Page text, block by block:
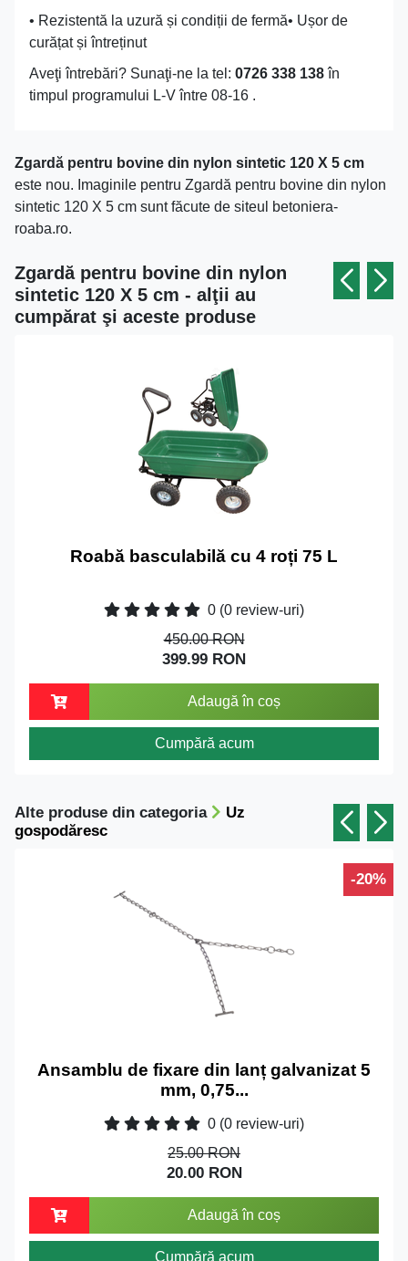
• Rezistentă la uzură și condiții de fermă• Ușor de
curățat și întreținut
Aveţi întrebări? Sunaţi-ne la tel: 0726 338 138în
timpul programului L-V între 08-16 .
Zgardă pentru bovine din nylon sintetic 120 X 5 cm
este nou. Imaginile pentru Zgardă pentru bovine din nylon
sintetic 120 X 5 cm sunt făcute de siteul betoniera-
roaba.ro.
Zgardă pentru bovine din nylon
sintetic 120 X 5 cm - alţii au
cumpărat şi aceste produse
Roabă basculabilă cu 4 roți 75 L
0 (0 review-uri)
450.00 RON
399.99 RON
Adaugă în coș
Cumpără acum
Alte produse din categoria
Uz
gospodăresc
-20%
Ansamblu de fixare din lanț galvanizat 5
mm, 0,75...
0 (0 review-uri)
25.00 RON
20.00 RON
Adaugă în coș
Cumpără acum